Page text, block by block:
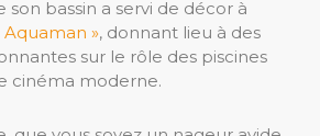
son bassin a servi de décor à
Aquaman », donnant lieu à des
sur le rôle des piscines
cinéma moderne.